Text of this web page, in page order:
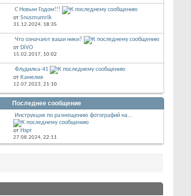
С Новым Годом!!!
от Snusmumrik
31.12.2024, 18:35
Что означают ваши ники?
от DiVO
15.02.2017, 10:02
Флудилка-41
от Камелия
12.07.2023, 21:10
Последнее сообщение
Инструкция по размещению фотографий на...
от Нэрт
27.08.2024, 22:11